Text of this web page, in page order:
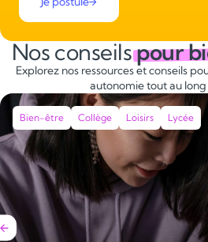
Nos conseilspour
Explorez nos ressources et conseils
autonomie tout au long
Bien-être Collège Loisirs Lycée